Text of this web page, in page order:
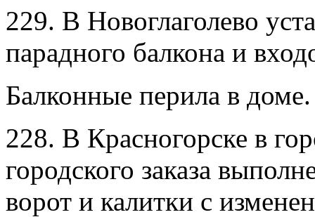
229. В Новоглаголево
парадного балкона и
Балконные перила в доме.
228. В Красногорске в
городского заказа
ворот и калитки с